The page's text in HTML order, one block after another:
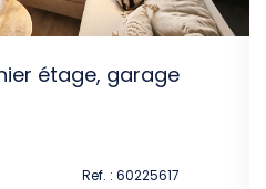
étage, garage
Ref. : 60225617